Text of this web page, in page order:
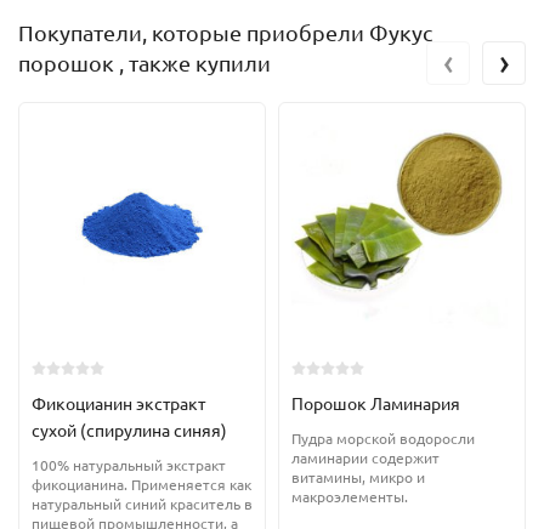
Покупатели, которые приобрели Фукус
порошок , также купили
Фикоцианин экстракт
сухой (спирулина синяя)
100% натуральный экстракт
фикоцианина. Применяется как
натуральный синий краситель в
пищевой промышленности, а
Порошок Ламинария
Пудра морской водоросли
ламинарии содержит
витамины, микро и
макроэлементы.
‹ ›